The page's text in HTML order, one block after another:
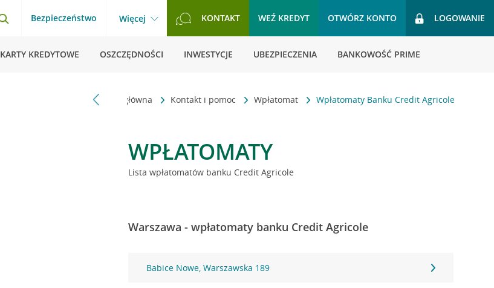
Bezpieczeństwo Więcej KONTAKT WEŹ KREDYT OTWÓRZ KONTO LOGOWANIE
KARTY KREDYTOWE OSZCZĘDNOŚCI INWESTYCJE UBEZPIECZENIA BANKOWOŚĆ PRIME
Strona główna Kontakt i pomoc Wpłatomat Wpłatomaty Banku Credit Agricole
WPŁATOMATY
Lista wpłatomatów banku Credit Agricole
Warszawa - wpłatomaty banku Credit Agricole
Babice Nowe, Warszawska 189